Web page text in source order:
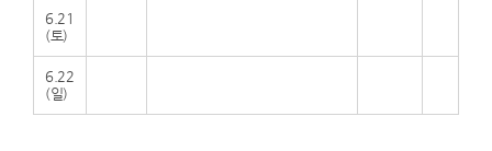
6.21
(토)
6.22
(일)